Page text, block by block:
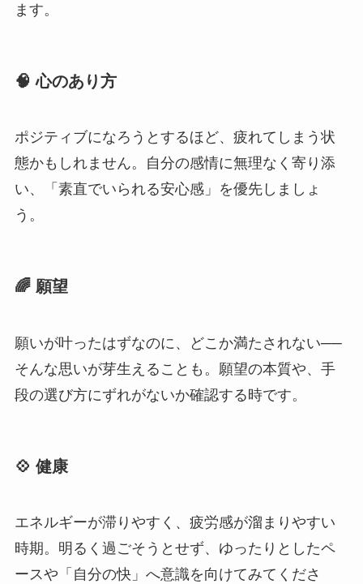
ます。
🧠 心のあり方
ポジティブになろうとするほど、疲れてしまう状
態かもしれません。自分の感情に無理なく寄り添
い、「素直でいられる安心感」を優先しましょ
う。
🌈 願望
願いが叶ったはずなのに、どこか満たされない──
そんな思いが芽生えることも。願望の本質や、手
段の選び方にずれがないか確認する時です。
💠 健康
エネルギーが滞りやすく、疲労感が溜まりやすい
時期。明るく過ごそうとせず、ゆったりとしたペ
ースや「自分の快」へ意識を向けてみてくださ